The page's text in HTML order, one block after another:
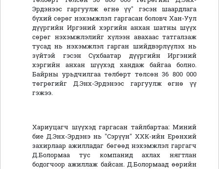
Эрдэнээс гаргуулж өгнө үү" гэсэн шаардлага
бүхий сөрөг нэхэмжлэл гаргасан боловч Хан-Уул
дүүргийн Иргэний хэргийн анхан шатны шүүх
сөрөг нэхэмжлэлийг хүлээн авахаас татгалзаж
тусад нь нэхэмжлэл гарган шийдвэрлүүлэх нь
зүйтэй гэсэн Сүхбаатар дүүргийн Иргэний
хэргийн анхан шүүхэд хандаж байгаа болно.
Байрны урьдчилгаа төлбөрт төлсөн 36 800 000
төгрөгийг Д.Энх-Эрдэнээс гаргуулж өгнө үү
гэжээ.
Хариуцагч шүүхэд гаргасан тайлбартаа: Миний
бие Д.Энх-Эрдэнэ нь "Сэрүүн" ХХК-ийн Ерөнхий
захирлаар ажилладаг бөгөөд нэхэмжлэл гаргагч
Д.Болормаа тус компанид ахлах нягтлан
бодогчоор ажиллаж байсан. Д.Болормаад өөрийн